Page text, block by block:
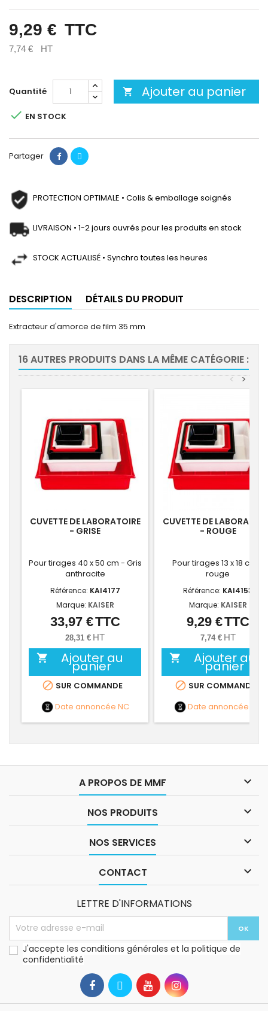
9,29 € TTC
7,74 € HT
Quantité  Ajouter au panier
 EN STOCK
Partager
PROTECTION OPTIMALE • Colis & emballage soignés
LIVRAISON • 1-2 jours ouvrés pour les produits en stock
STOCK ACTUALISÉ • Synchro toutes les heures
DESCRIPTION DÉTAILS DU PRODUIT
Extracteur d'amorce de film 35 mm
16 AUTRES PRODUITS DANS LA MÊME CATÉGORIE :
>
<
CUVETTE DE LABORATOIRE
- GRISE
Pour tirages 40 x 50 cm - Gris
anthracite
Référence: KAI4177
Marque: KAISER
Prix
33,97 €TTC
28,31 € HT
 Ajouter au
panier
 SUR COMMANDE
Date annoncée NC
CUVETTE DE
- ROUGE
Pour tirages 13 x 18 cm -
rouge
Référence: KAI4153
Marque: KAISER
Prix
9,29 €TTC
7,74 € HT
 Ajouter au
panier
 SUR COMMANDE
Date annoncée
A PROPOS DE MMF 
NOS PRODUITS 
NOS SERVICES 
CONTACT 
LETTRE D'INFORMATIONS
J'accepte les conditions générales et la politique de
confidentialité